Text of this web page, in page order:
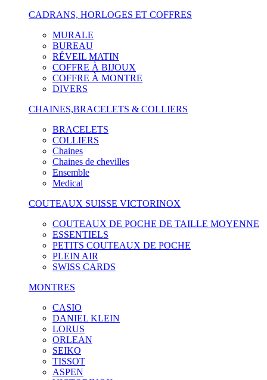
CADRANS, HORLOGES ET COFFRES
MURALE
BUREAU
RÉVEIL MATIN
COFFRE À BIJOUX
COFFRE À MONTRE
DIVERS
CHAINES,BRACELETS & COLLIERS
BRACELETS
COLLIERS
Chaines
Chaines de chevilles
Ensemble
Medical
COUTEAUX SUISSE VICTORINOX
COUTEAUX DE POCHE DE TAILLE MOYENNE
ESSENTIELS
PETITS COUTEAUX DE POCHE
PLEIN AIR
SWISS CARDS
MONTRES
CASIO
DANIEL KLEIN
LORUS
ORLEAN
SEIKO
TISSOT
ASPEN